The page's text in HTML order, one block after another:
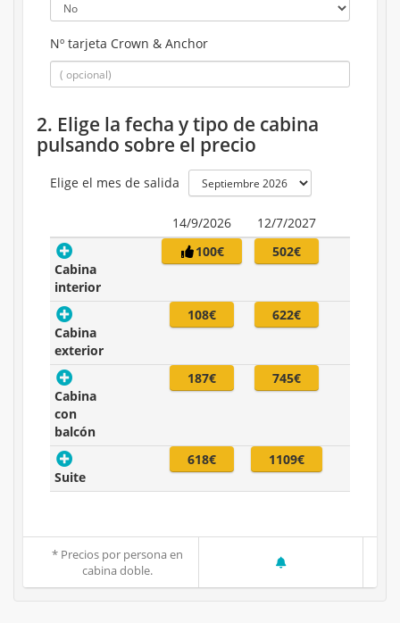
Nº tarjeta Crown & Anchor
2. Elige la fecha y tipo de cabina
pulsando sobre el precio
Elige el mes de salida
14/9/2026 12/7/2027
Cabina
interior
100€ 502€
Cabina
exterior
108€ 622€
Cabina
con
balcón
187€ 745€
Suite
618€ 1109€
* Precios por persona en
cabina doble.